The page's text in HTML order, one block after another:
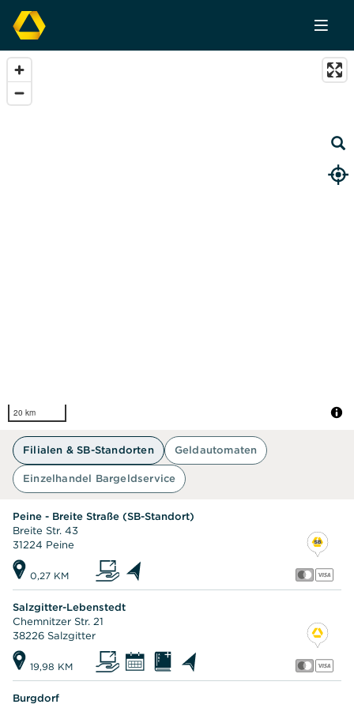
20 km
Filialen & SB-Standorten Geldautomaten
Einzelhandel Bargeldservice
0,27 KM
Peine - Breite Straße (SB-Standort)
Breite Str. 43
31224 Peine
19,98 KM
Salzgitter-Lebenstedt
Chemnitzer Str. 21
38226 Salzgitter
Burgdorf